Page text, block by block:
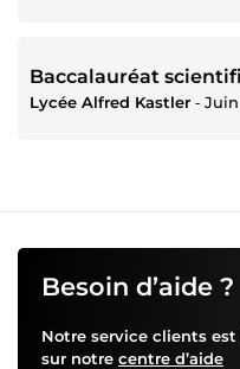
Baccalauréat
Lycée Alfred Kastler ‐
Besoin d’aide ?
Notre service clients
sur notre centre d’aide